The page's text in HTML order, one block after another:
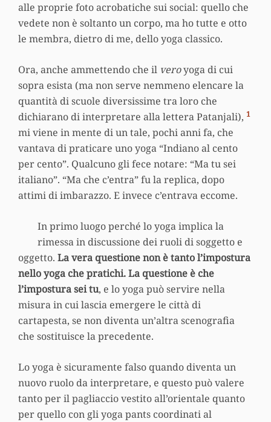
alle proprie foto acrobatiche sui social: quello che
vedete non è soltanto un corpo, ma ho tutte e otto
le membra, dietro di me, dello yoga classico.
Ora, anche ammettendo che il veroyoga di cui
sopra esista (ma non serve nemmeno elencare la
quantità di scuole diversissime tra loro che
dichiarano di interpretare alla lettera Patanjali), 1
mi viene in mente di un tale, pochi anni fa, che
vantava di praticare uno yoga “Indiano al cento
per cento”. Qualcuno gli fece notare: “Ma tu sei
italiano”. “Ma che c’entra” fu la replica, dopo
attimi di imbarazzo. E invece c’entrava eccome.
In primo luogo perché lo yoga implica la
rimessa in discussione dei ruoli di soggetto e
oggetto. La vera questione non è tanto l’impostura
nello yoga che pratichi. La questione è che
l’impostura sei tu, e lo yoga può servire nella
misura in cui lascia emergere le città di
cartapesta, se non diventa un’altra scenografia
che sostituisce la precedente.
Lo yoga è sicuramente falso quando diventa un
nuovo ruolo da interpretare, e questo può valere
tanto per il pagliaccio vestito all’orientale quanto
per quello con gli yoga pants coordinati al